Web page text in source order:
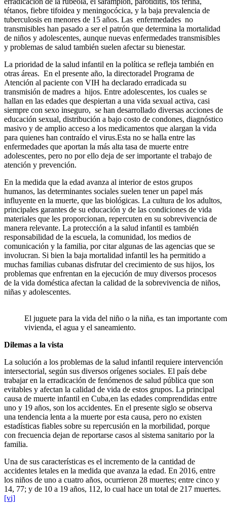
tétanos, fiebre tifoidea y meningocócica, y la baja prevalencia de
tuberculosis en menores de 15 años. Las enfermedades no
transmisibles han pasado a ser el patrón que determina la mortalidad
de niños y adolescentes, aunque nuevas enfermedades transmisibles
y problemas de salud también suelen afectar su bienestar.
La prioridad de la salud infantil en la política se refleja también en
otras áreas. En el presente año, la directoradel Programa de
Atención al paciente con VIH ha declarado erradicada su
transmisión de madres a hijos. Entre adolescentes, los cuales se
hallan en las edades que despiertan a una vida sexual activa, casi
siempre con sexo inseguro, se han desarrollado diversas acciones de
educación sexual, distribución a bajo costo de condones, diagnóstico
masivo y de amplio acceso a los medicamentos que alargan la vida
para quienes han contraído el virus.Esta no se halla entre las
enfermedades que aportan la más alta tasa de muerte entre
adolescentes, pero no por ello deja de ser importante el trabajo de
atención y prevención.
En la medida que la edad avanza al interior de estos grupos
humanos, las determinantes sociales suelen tener un papel más
influyente en la muerte, que las biológicas. La cultura de los adultos,
principales garantes de su educación y de las condiciones de vida
materiales que les proporcionan, repercuten en su sobrevivencia de
manera relevante. La protección a la salud infantil es también
responsabilidad de la escuela, la comunidad, los medios de
comunicación y la familia, por citar algunas de las agencias que se
involucran. Si bien la baja mortalidad infantil les ha permitido a
muchas familias cubanas disfrutar del crecimiento de sus hijos, los
problemas que enfrentan en la ejecución de muy diversos procesos
de la vida doméstica afectan la calidad de la sobrevivencia de niños,
niñas y adolescentes.
El juguete para la vida del niño o la niña, es tan importante
vivienda, el agua y el saneamiento.
Dilemas a la vista
La solución a los problemas de la salud infantil requiere intervención
intersectorial, según sus diversos orígenes sociales. El país debe
trabajar en la erradicación de fenómenos de salud pública que son
evitables y afectan la calidad de vida de estos grupos. La principal
causa de muerte infantil en Cuba,en las edades comprendidas entre
uno y 19 años, son los accidentes. En el presente siglo se observa
una tendencia lenta a la muerte por esta causa, pero no existen
estadísticas fiables sobre su repercusión en la morbilidad, porque
con frecuencia dejan de reportarse casos al sistema sanitario por la
familia.
Una de sus características es el incremento de la cantidad de
accidentes letales en la medida que avanza la edad. En 2016, entre
los niños de uno a cuatro años, ocurrieron 28 muertes; entre cinco y
14, 77; y de 10 a 19 años, 112, lo cual hace un total de 217 muertes.
[vi]